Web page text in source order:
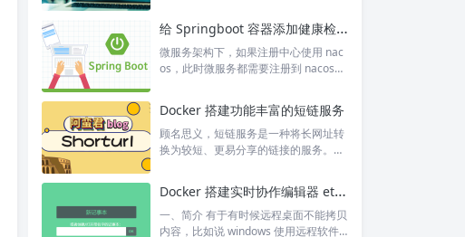
并且不方便使用 docker，于是在宿主
机上搭建 wireguard，发现最难的也不
过是写配置文件而已，于是发现了 wg-
config-generator 这个项目。 页面有点
所以我将其美化并修改了部分内容，地
址： https://g...
给 Springboot 容器添加健康检查
微服务架构下，如果注册中心使用 nac
os，此时微服务都需要注册到 nacos
间件的情况下，机器性能不够，开机时
CPU 会占满，nacos 启动要很久，同时
业务服务也在启动，会发现连不上 nac
os，这种情况是注册不上但也不是完全
这个时候，服务会报错 java.net.Conne
ctException: [NACOS HTTP...
Docker 搭建功能丰富的短链服务
顾名思义，短链服务是一种将长网址转
换为较短、更易分享的链接的服务。阿
源程序，它可以自定义拦截器和跳转方
式，属实是对于有特别需求的来说很方
便。遗憾的是，该程序并没有后台管理
系统。 搭建方式： docker run -d --na
Docker 搭建实时协作编辑器 etherpad
一、简介 有于有时候远程桌面不能拷贝
内容，比如说 windows 使用远程软件 u